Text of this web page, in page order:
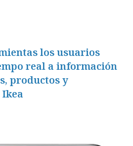
los usuarios
real a información
productos y